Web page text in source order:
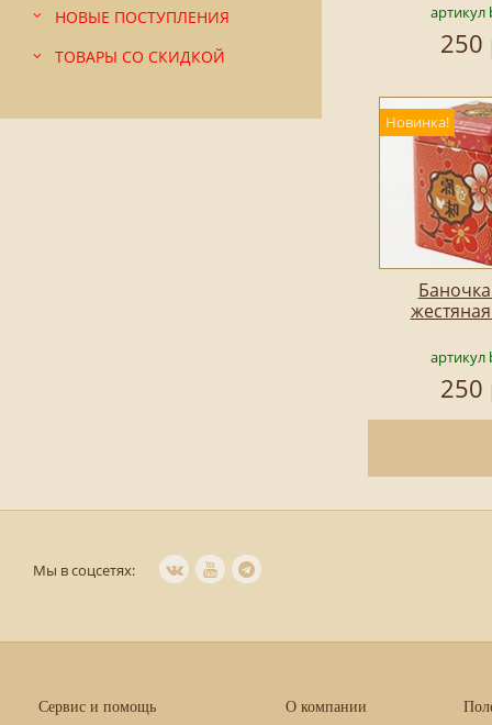
НОВЫЕ ПОСТУПЛЕНИЯ
ТОВАРЫ СО СКИДКОЙ
артикул
250
Новинка!
артикул
250
Мы в соцсетях:
Сервис и помощь О компании